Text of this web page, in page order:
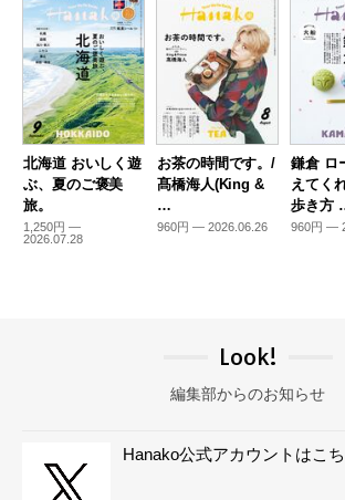
北海道 おいしく遊
ぶ、夏のご褒美
旅。
1,250円 —
2026.07.28
お茶の時間です。/
髙橋海人(King &
…
960円 — 2026.06.26
鎌倉 ロ
えてく
歩き方
960円 —
Look!
編集部からのお知らせ
Hanako公式アカウントはこち